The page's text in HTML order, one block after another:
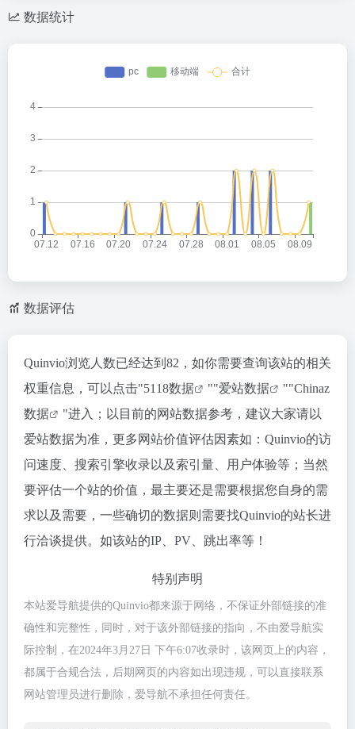
数据统计
数据评估
Quinvio浏览人数已经达到82，如你需要查询该站的相关
权重信息，可以点击"5118数据 ""爱站数据 ""Chinaz
数据
"进入；以目前的网站数据参考，建议大家请以
爱站数据为准，更多网站价值评估因素如：Quinvio的访
问速度、搜索引擎收录以及索引量、用户体验等；当然
要评估一个站的价值，最主要还是需要根据您自身的需
求以及需要，一些确切的数据则需要找Quinvio的站长进
行洽谈提供。如该站的IP、PV、跳出率等！
特别声明
本站爱导航提供的Quinvio都来源于网络，不保证外部链接的准
确性和完整性，同时，对于该外部链接的指向，不由爱导航实
际控制，在2024年3月27日 下午6:07收录时，该网页上的内容，
都属于合规合法，后期网页的内容如出现违规，可以直接联系
网站管理员进行删除，爱导航不承担任何责任。